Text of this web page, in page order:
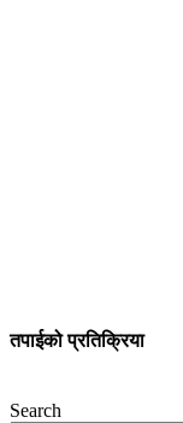
तपाईको प्रतिक्रिया
Search